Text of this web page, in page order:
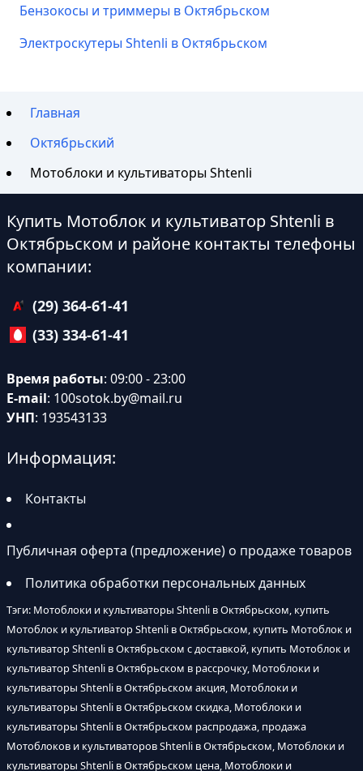
Бензокосы и триммеры в Октябрьском
Электроскутеры Shtenli в Октябрьском
Главная
Октябрьский
Мотоблоки и культиваторы Shtenli
Купить Мотоблок и культиватор Shtenli в
Октябрьском и районе контакты телефоны
компании:
(29) 364-61-41
(33) 334-61-41
Время работы: 09:00 - 23:00
E-mail: 100sotok.by@mail.ru
УНП: 193543133
Информация:
Контакты
Публичная оферта (предложение) о продаже товаров
Политика обработки персональных данных
Тэги: Мотоблоки и культиваторы Shtenli в Октябрьском, купить
Мотоблок и культиватор Shtenli в Октябрьском, купить Мотоблок и
культиватор Shtenli в Октябрьском с доставкой, купить Мотоблок и
культиватор Shtenli в Октябрьском в рассрочку, Мотоблоки и
культиваторы Shtenli в Октябрьском акция, Мотоблоки и
культиваторы Shtenli в Октябрьском скидка, Мотоблоки и
культиваторы Shtenli в Октябрьском распродажа, продажа
Мотоблоков и культиваторов Shtenli в Октябрьском, Мотоблоки и
культиваторы Shtenli в Октябрьском цена, Мотоблоки и